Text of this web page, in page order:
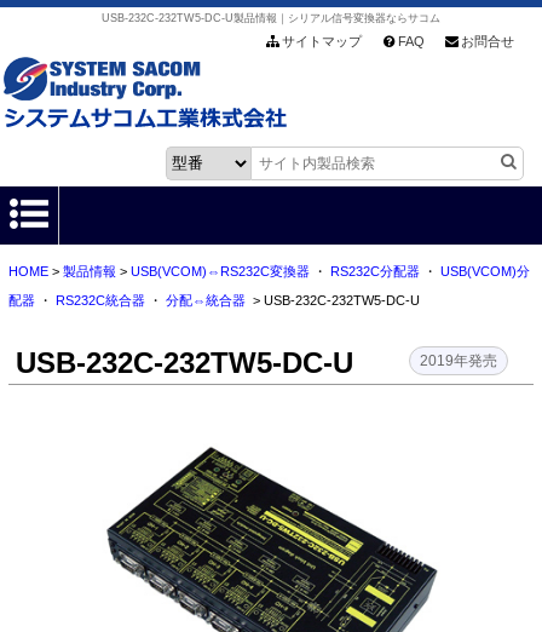
USB-232C-232TW5-DC-U製品情報｜シリアル信号変換器ならサコム
サイトマップ FAQ お問合せ
HOME
各種ダウンロード
会社情報
お問い合わせ
HOME> 製品情報 > USB(VCOM)⇔RS232C変換器・ RS232C分配器・ USB(VCOM)分
配器・ RS232C統合器・ 分配⇔統合器> USB-232C-232TW5-DC-U
USB-232C-232TW5-DC-U 2019年発売